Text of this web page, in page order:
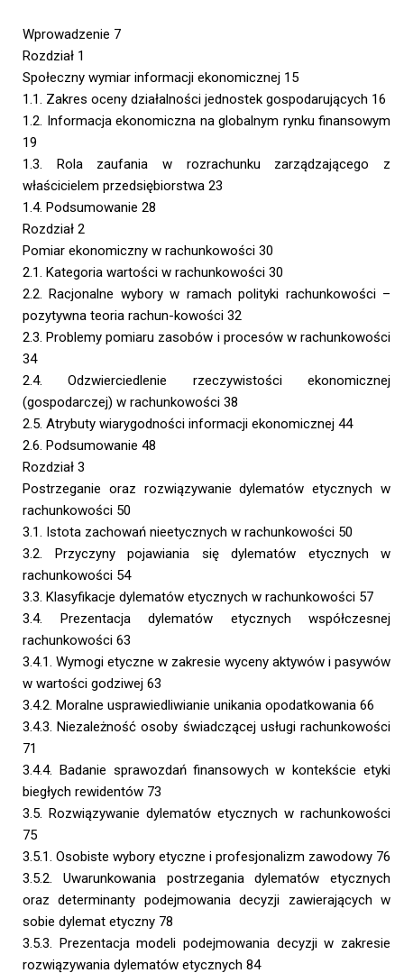
Wprowadzenie 7
Rozdział 1
Społeczny wymiar informacji ekonomicznej 15
1.1. Zakres oceny działalności jednostek gospodarujących 16
1.2. Informacja ekonomiczna na globalnym rynku finansowym
19
1.3. Rola zaufania w rozrachunku zarządzającego z
właścicielem przedsiębiorstwa 23
1.4. Podsumowanie 28
Rozdział 2
Pomiar ekonomiczny w rachunkowości 30
2.1. Kategoria wartości w rachunkowości 30
2.2. Racjonalne wybory w ramach polityki rachunkowości –
pozytywna teoria rachun-kowości 32
2.3. Problemy pomiaru zasobów i procesów w rachunkowości
34
2.4. Odzwierciedlenie rzeczywistości ekonomicznej
(gospodarczej) w rachunkowości 38
2.5. Atrybuty wiarygodności informacji ekonomicznej 44
2.6. Podsumowanie 48
Rozdział 3
Postrzeganie oraz rozwiązywanie dylematów etycznych w
rachunkowości 50
3.1. Istota zachowań nieetycznych w rachunkowości 50
3.2. Przyczyny pojawiania się dylematów etycznych w
rachunkowości 54
3.3. Klasyfikacje dylematów etycznych w rachunkowości 57
3.4. Prezentacja dylematów etycznych współczesnej
rachunkowości 63
3.4.1. Wymogi etyczne w zakresie wyceny aktywów i pasywów
w wartości godziwej 63
3.4.2. Moralne usprawiedliwianie unikania opodatkowania 66
3.4.3. Niezależność osoby świadczącej usługi rachunkowości
71
3.4.4. Badanie sprawozdań finansowych w kontekście etyki
biegłych rewidentów 73
3.5. Rozwiązywanie dylematów etycznych w rachunkowości
75
3.5.1. Osobiste wybory etyczne i profesjonalizm zawodowy 76
3.5.2. Uwarunkowania postrzegania dylematów etycznych
oraz determinanty podejmowania decyzji zawierających w
sobie dylemat etyczny 78
3.5.3. Prezentacja modeli podejmowania decyzji w zakresie
rozwiązywania dylematów etycznych 84